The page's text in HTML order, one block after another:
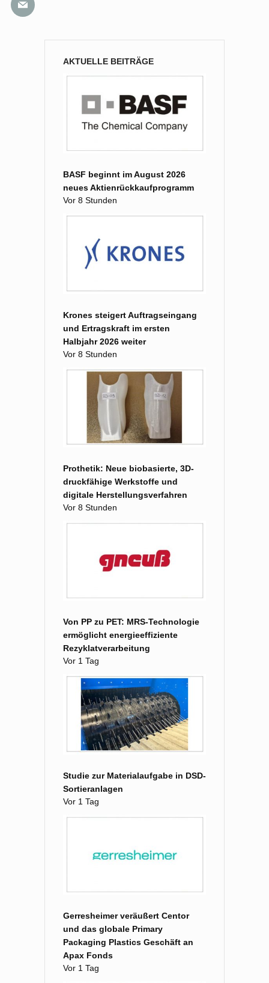
AKTUELLE BEITRÄGE
BASF beginnt im August 2026
neues Aktienrückkaufprogramm
Vor 8 Stunden
Krones steigert Auftragseingang
und Ertragskraft im ersten
Halbjahr 2026 weiter
Vor 8 Stunden
Prothetik: Neue biobasierte, 3D-
druckfähige Werkstoffe und
digitale Herstellungsverfahren
Vor 8 Stunden
Von PP zu PET: MRS-Technologie
ermöglicht energieeffiziente
Rezyklatverarbeitung
Vor 1 Tag
Studie zur Materialaufgabe in DSD-
Sortieranlagen
Vor 1 Tag
Gerresheimer veräußert Centor
und das globale Primary
Packaging Plastics Geschäft an
Apax Fonds
Vor 1 Tag